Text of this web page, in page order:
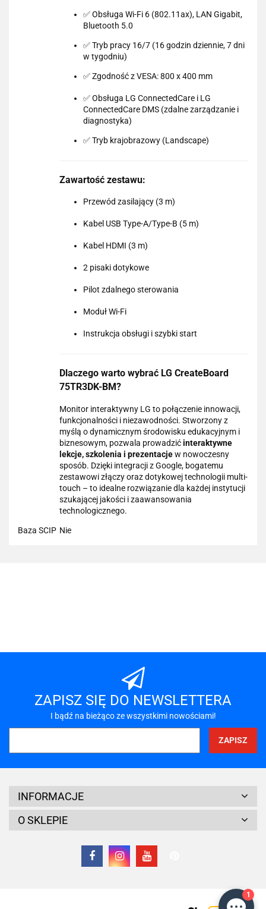
✅ Obsługa Wi-Fi 6 (802.11ax), LAN Gigabit,
Bluetooth 5.0
✅ Tryb pracy 16/7 (16 godzin dziennie, 7 dni
w tygodniu)
✅ Zgodność z VESA: 800 x 400 mm
✅ Obsługa LG ConnectedCare i LG
ConnectedCare DMS (zdalne zarządzanie i
diagnostyka)
✅ Tryb krajobrazowy (Landscape)
Zawartość zestawu:
Przewód zasilający (3 m)
Kabel USB Type-A/Type-B (5 m)
Kabel HDMI (3 m)
2 pisaki dotykowe
Pilot zdalnego sterowania
Moduł Wi-Fi
Instrukcja obsługi i szybki start
Dlaczego warto wybrać LG CreateBoard
75TR3DK-BM?
Monitor interaktywny LG to połączenie innowacji,
funkcjonalności i niezawodności. Stworzony z
myślą o dynamicznym środowisku edukacyjnym i
biznesowym, pozwala prowadzićinteraktywne
lekcje, szkolenia i prezentacjew nowoczesny
sposób. Dzięki integracji z Google, bogatemu
zestawowi złączy oraz dotykowej technologii multi-
touch – to idealne rozwiązanie dla każdej instytucji
szukającej jakości i zaawansowania
technologicznego.
Baza SCIP Nie
A-LAN
ZAPISZ SIĘ DO NEWSLETTERA
I bądź na bieżąco ze wszystkimi nowościami!
INFORMACJE
O SKLEPIE
1